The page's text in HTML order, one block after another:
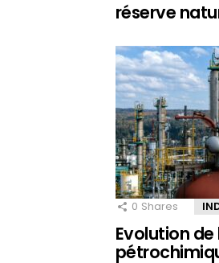
réserve
0 Shares
Evolution